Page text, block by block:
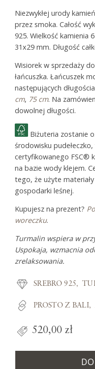
Niezwykłej urody
przez smoka. Całość
925. Wielkość kamienia
31x29 mm. Długość
Wisiorek w sprzedaży
łańcuszka. Łańcuszek
następujących
cm, 75 cm. Na
dowolnej długości.
Biżuteria zostanie
środowisku
certyfikowanego FSC®
na bazie wody klejem.
tego, że użyte
gospodarki leśnej.
Kupujesz na prezent?
woreczku.
Turmalin wspiera w
Uspokaja, wzmacnia
zrelaksowania.
SREBRO 925
PROSTO Z BALI
520,00 zł